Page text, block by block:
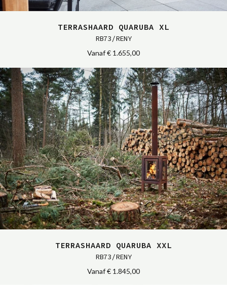
TERRASHAARD QUARUBA XL
RB73/RENY
Vanaf€ 1.655,00
TERRASHAARD QUARUBA XXL
RB73/RENY
Vanaf€ 1.845,00